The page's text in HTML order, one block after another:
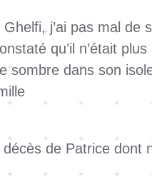
j’ai pas mal
qu’il n’était
sombre dans son
de Patrice dont